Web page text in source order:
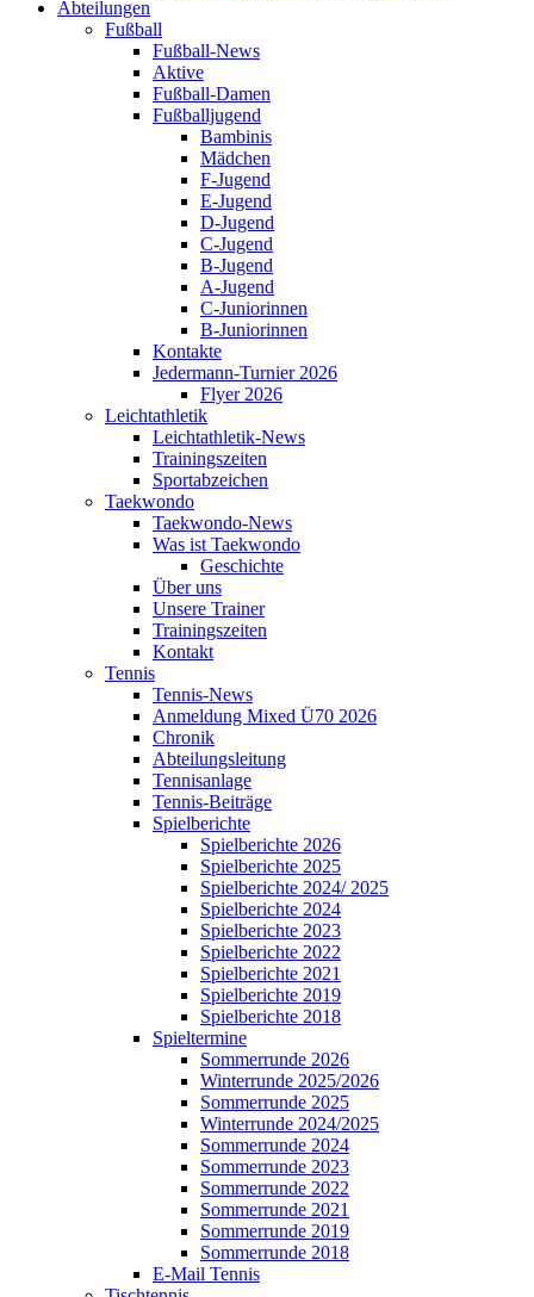
Abteilungen
Fußball
Fußball-News
Aktive
Fußball-Damen
Fußballjugend
Bambinis
Mädchen
F-Jugend
E-Jugend
D-Jugend
C-Jugend
B-Jugend
A-Jugend
C-Juniorinnen
B-Juniorinnen
Kontakte
Jedermann-Turnier 2026
Flyer 2026
Leichtathletik
Leichtathletik-News
Trainingszeiten
Sportabzeichen
Taekwondo
Taekwondo-News
Was ist Taekwondo
Geschichte
Über uns
Unsere Trainer
Trainingszeiten
Kontakt
Tennis
Tennis-News
Anmeldung Mixed Ü70 2026
Chronik
Abteilungsleitung
Tennisanlage
Tennis-Beiträge
Spielberichte
Spielberichte 2026
Spielberichte 2025
Spielberichte 2024/ 2025
Spielberichte 2024
Spielberichte 2023
Spielberichte 2022
Spielberichte 2021
Spielberichte 2019
Spielberichte 2018
Spieltermine
Sommerrunde 2026
Winterrunde 2025/2026
Sommerrunde 2025
Winterrunde 2024/2025
Sommerrunde 2024
Sommerrunde 2023
Sommerrunde 2022
Sommerrunde 2021
Sommerrunde 2019
Sommerrunde 2018
E-Mail Tennis